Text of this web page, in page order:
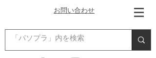
お問い合わせ